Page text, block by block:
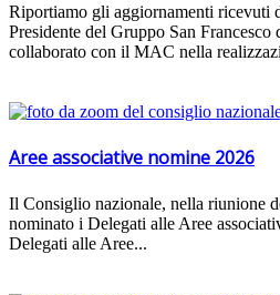
Riportiamo gli aggiornamenti ricevuti
Presidente del Gruppo San Francesco
collaborato con il MAC nella
Aree associative nomine 2026
Il Consiglio nazionale, nella riunione
nominato i Delegati alle Aree
Delegati alle Aree...